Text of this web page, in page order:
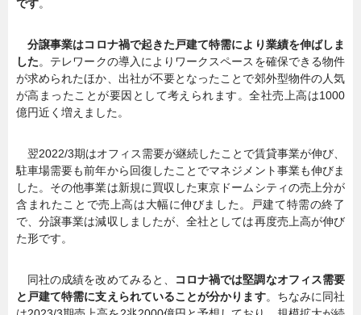
です。
分譲事業はコロナ禍で起きた戸建て特需により業績を伸ばしま
した。テレワークの導入によりワークスペースを確保できる物件
が求められたほか、出社が不要となったことで郊外型物件の人気
が高まったことが要因として考えられます。全社売上高は1000
億円近く増えました。
翌2022/3期はオフィス需要が継続したことで賃貸事業が伸び、
駐車場需要も前年から回復したことでマネジメント事業も伸びま
した。その他事業は新規に買収した東京ドームシティの売上分が
含まれたことで売上高は大幅に伸びました。戸建て特需の終了
で、分譲事業は減収しましたが、全社としては再度売上高が伸び
た形です。
同社の成績を改めてみると、
コロナ禍では堅調なオフィス需要
と戸建て特需に支えられていることが分かります。ちなみに同社